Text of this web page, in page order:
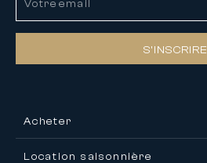
S’INSCRIRE
Acheter
Location saisonnière